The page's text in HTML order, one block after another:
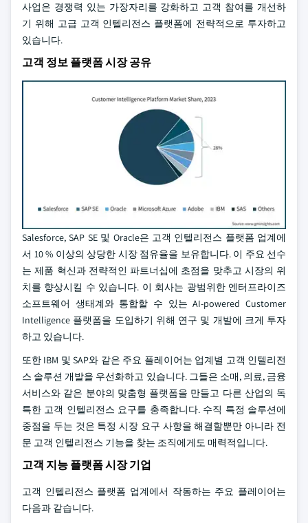
사업은 경쟁력 있는 가장자리를 강화하고 고객 참여를 개선하
기 위해 고급 고객 인텔리전스 플랫폼에 전략적으로 투자하고
있습니다.
고객 정보 플랫폼 시장 공유
Salesforce, SAP SE 및 Oracle은 고객 인텔리전스 플랫폼 업계에
서 10 % 이상의 상당한 시장 점유율을 보유합니다. 이 주요 선수
는 제품 혁신과 전략적인 파트너십에 초점을 맞추고 시장의 위
치를 향상시킬 수 있습니다. 이 회사는 광범위한 엔터프라이즈
소프트웨어 생태계와 통합할 수 있는 AI-powered Customer
Intelligence 플랫폼을 도입하기 위해 연구 및 개발에 크게 투자
하고 있습니다.
또한 IBM 및 SAP와 같은 주요 플레이어는 업계별 고객 인텔리전
스 솔루션 개발을 우선화하고 있습니다. 그들은 소매, 의료, 금융
서비스와 같은 분야의 맞춤형 플랫폼을 만들고 다른 산업의 독
특한 고객 인텔리전스 요구를 충족합니다. 수직 특정 솔루션에
중점을 두는 것은 특정 시장 요구 사항을 해결할뿐만 아니라 전
문 고객 인텔리전스 기능을 찾는 조직에게도 매력적입니다.
고객 지능 플랫폼 시장 기업
고객 인텔리전스 플랫폼 업계에서 작동하는 주요 플레이어는
다음과 같습니다.